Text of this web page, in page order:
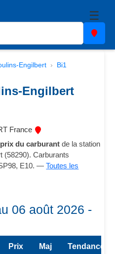
☰
Engilbert Bi1
Engilbert
France
prix du carburant de la station
(58290). Carburants
E10. —Toutes les
06 août 2026 -
Prix Maj Tendance